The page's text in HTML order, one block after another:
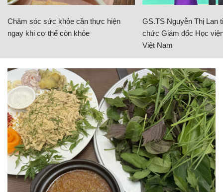
Chăm sóc sức khỏe cần thực hiện
ngay khi cơ thể còn khỏe
GS.TS Nguyễn Thị Lan
chức Giám đốc Học
Việt Nam